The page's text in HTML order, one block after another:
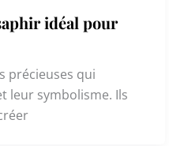
idéal pour
précieuses qui
leur symbolisme. Ils